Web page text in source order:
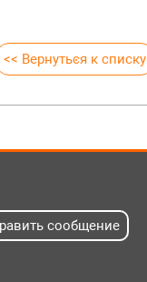
<< Вернуться к списку
сообщение